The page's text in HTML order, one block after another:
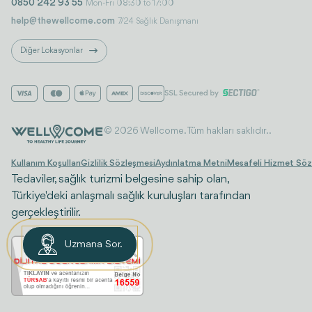
0850 242 93 55 Mon-Fri 08:30 to 17:00
help@thewellcome.com 7/24 Sağlık Danışmanı
Diğer Lokasyonlar
© 2026 Wellcome. Tüm hakları saklıdır..
Kullanım KoşullarıGizlilik SözleşmesiAydınlatma Metni Mesafeli Hizmet
Tedaviler, sağlık turizmi belgesine sahip olan,
Türkiye'deki anlaşmalı sağlık kuruluşları tarafından
gerçekleştirilir.
Uzmana Sor.